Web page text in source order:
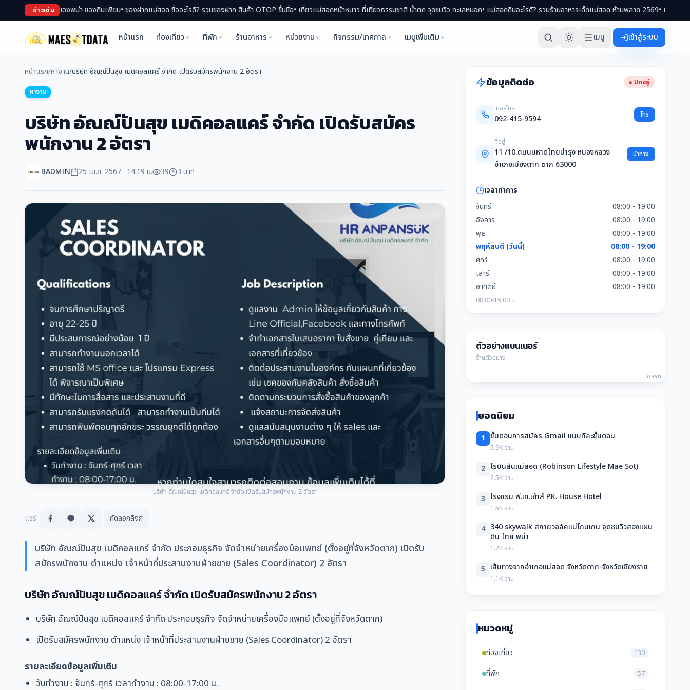
ข่าวเด่น
าด ช้อปของพม่า ของกินเพียบ• ของฝากแม่สอด ซื้ออะไรดี? รวมของฝาก สินค้า OTOP ขึ้นชื่อ• เที่ยวแม่สอดหน้าหนาว ที่เที่ยวธรรมชาติ น้ำตก จุดชมวิว ทะเลหมอก• แม่สอดกินอะไรดี? รวมร้านอาหารเด็ดแม่สอด ห้ามพลาด 2569• เที่ยวแม่สอด 2 วัน
หน้าแรก ท่องเที่ยว ที่พัก ร้านอาหาร หน่วยงาน กิจกรรม/เทศกาล เมนูเพิ่มเติม เมนู เข้าสู่ระบบ
หน้าแรก/หางาน/บริษัท อัณณ์ปันสุข เมดิคอลแคร์ จำกัด เปิดรับสมัครพนักงาน 2 อัตรา
หางาน
บริษัท อัณณ์ปันสุข เมดิคอลแคร์ จำกัด เปิดรับสมัคร
พนักงาน 2 อัตรา
BADMIN 25 เม.ย. 2567 · 14:19 น. 39 3 นาที
บริษัท อัณณ์ปันสุข เมดิคอลแคร์ จำกัด เปิดรับสมัครพนักงาน 2 อัตรา
แชร์: คัดลอกลิงก์
บริษัท อัณณ์ปันสุข เมดิคอลแคร์ จำกัด ประกอบธุรกิจ จัดจำหน่ายเครื่องมือแพทย์ (ตั้งอยู่ที่จังหวัดตาก) เปิดรับ
สมัครพนักงาน ตำแหน่ง เจ้าหน้าที่ประสานงานฝ่ายขาย (Sales Coordinator) 2 อัตรา
บริษัท อัณณ์ปันสุข เมดิคอลแคร์ จำกัด เปิดรับสมัครพนักงาน 2 อัตรา
บริษัท อัณณ์ปันสุข เมดิคอลแคร์ จำกัด ประกอบธุรกิจ จัดจำหน่ายเครื่องมือแพทย์ (ตั้งอยู่ที่จังหวัดตาก)
เปิดรับสมัครพนักงาน ตำแหน่ง เจ้าหน้าที่ประสานงานฝ่ายขาย (Sales Coordinator) 2 อัตรา
รายละเอียดข้อมูลเพิ่มเติม
วันทำงาน : จันทร์-ศุกร์ เวลาทำงาน : 08:00-17:00 น.
ข้อมูลติดต่อ ปิดอยู่
เบอร์โทร
092-415-9594 โทร
ที่อยู่
11 /10 ถนนมหาดไทยบำรุง หนองหลวง
อำเภอเมืองตาก ตาก 63000
นำทาง
เวลาทำการ
จันทร์
08:00 - 19:00
อังคาร
08:00 - 19:00
พุธ
08:00 - 19:00
พฤหัสบดี (วันนี้)
08:00 - 19:00
ศุกร์
08:00 - 19:00
เสาร์
08:00 - 19:00
อาทิตย์
08:00 - 19:00
08:00-19:00 น
ตัวอย่างแบนเนอร์
ร้านตัวอย่าง
โฆษณา
ยอดนิยม
1 ขั้นตอนการสมัคร Gmail แบบทีละขั้นตอน
5.9K อ่าน
2 โรบินสันแม่สอด (Robinson Lifestyle Mae Sot)
2.5K อ่าน
3 โรงแรม พี.เค.เฮ้าส์ P.K. House Hotel
1.5K อ่าน
4 340 skywalk สกายวอล์คแม่โกนเกน จุดชมวิวสองแผน
ดิน ไทย พม่า
1.2K อ่าน
5 เส้นทางจากอำเภอแม่สอด จังหวัดตาก-จังหวัดเชียงราย
1.1K อ่าน
หมวดหมู่
ท่องเที่ยว 130
ที่พัก 57